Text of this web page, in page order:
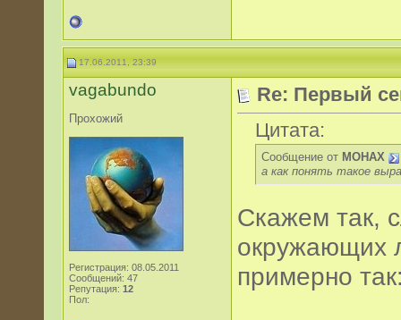
17.06.2011, 23:39
vagabundo
Прохожий
Регистрация: 08.05.2011
Сообщений: 47
Репутация: 12
Пол:
Re: Первый
Цитата:
Сообщение от МОНАХ
а как понять такое
Скажем так,
окружающих
примерно